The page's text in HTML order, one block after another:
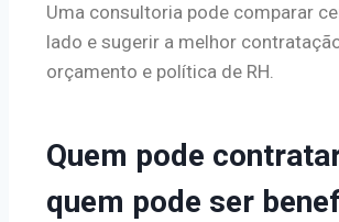
Uma consultoria pode comparar
lado e sugerir a melhor
orçamento e política de RH.
Quem pode
quem pode ser